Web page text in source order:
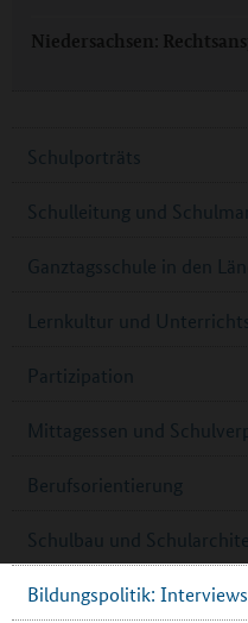
Niedersachsen:
Schulporträts
Schulleitung und
Ganztagsschule in den
Lernkultur und
Partizipation
Mittagessen und
Berufsorientierung
Schulbau und
Bildungspolitik: Interviews